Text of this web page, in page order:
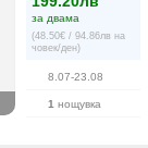
за двама
(48.50€ / 94.86лв на
човек/ден)
8.07-23.08
1 нощувка